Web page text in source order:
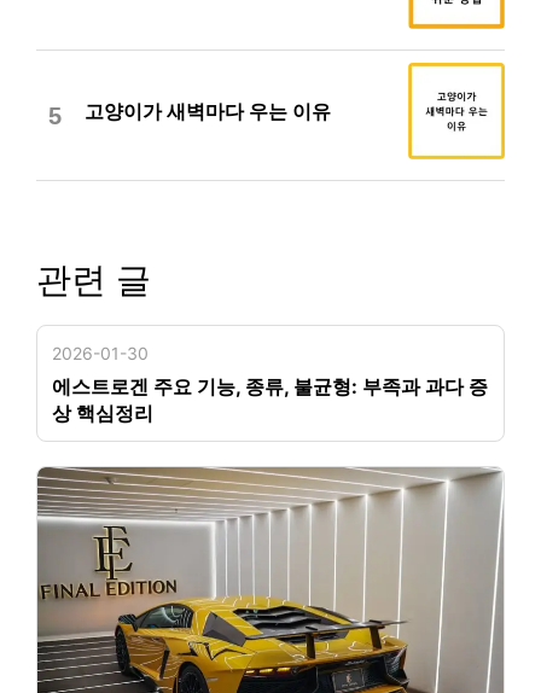
5 고양이가 새벽마다 우는 이유
관련 글
2026-01-30
에스트로겐 주요 기능, 종류, 불균형: 부족과 과다 증
상 핵심정리